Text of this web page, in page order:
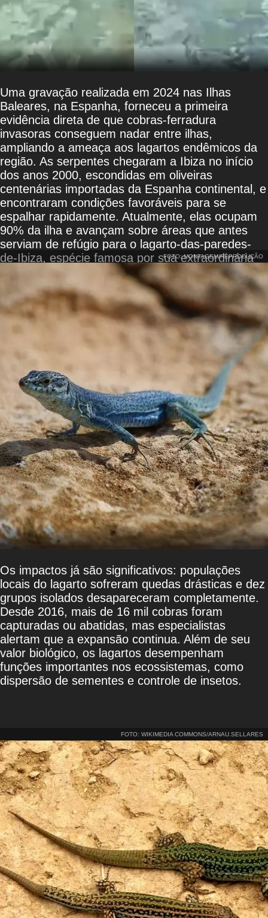
Uma gravação realizada em 2024 nas Ilhas
Baleares, na Espanha, forneceu a primeira
evidência direta de que cobras-ferradura
invasoras conseguem nadar entre ilhas,
ampliando a ameaça aos lagartos endêmicos da
região. As serpentes chegaram a Ibiza no início
dos anos 2000, escondidas em oliveiras
centenárias importadas da Espanha continental, e
encontraram condições favoráveis para se
espalhar rapidamente. Atualmente, elas ocupam
90% da ilha e avançam sobre áreas que antes
serviam de refúgio para o lagarto-das-paredes-
de-Ibiza, espécie famosa por sua extraordinária
variedade de cores.
FOTO: MONTAGEM/REPRODUÇÃO
Os impactos já são significativos: populações
locais do lagarto sofreram quedas drásticas e dez
grupos isolados desapareceram completamente.
Desde 2016, mais de 16 mil cobras foram
capturadas ou abatidas, mas especialistas
alertam que a expansão continua. Além de seu
valor biológico, os lagartos desempenham
funções importantes nos ecossistemas, como
dispersão de sementes e controle de insetos.
FOTO: WIKIMEDIA COMMONS/ARNAU.SELLARES